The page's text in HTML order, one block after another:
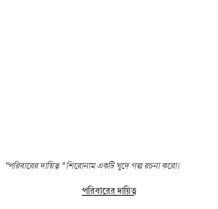
"পরিবারের দায়িত্ব " শিরোনাম একটি খুদে গল্প রচনা করো।
পরিবারের দায়িত্ব